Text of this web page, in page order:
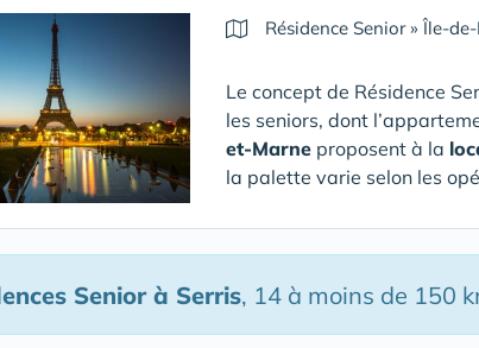
Résidence Senior»Île-
Le concept de Résidence
les seniors, dont
et-Marne proposent à la
la palette varie selon les
Seniorà Serris, 14 à moins de 150